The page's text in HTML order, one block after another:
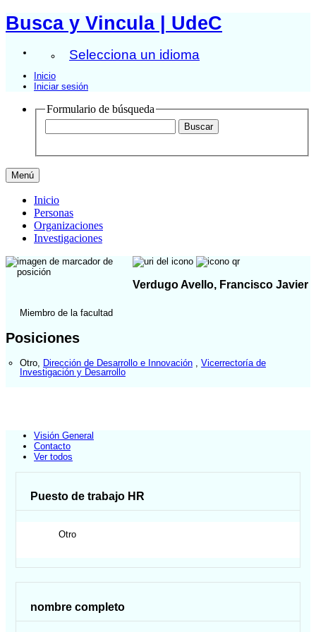
Busca y Vincula | UdeC
Selecciona un idioma
Inicio
Iniciar sesión
Formulario de búsqueda
Menú
Inicio
Personas
Organizaciones
Investigaciones
Verdugo Avello, Francisco Javier
Miembro de la facultad
Posiciones
Otro Dirección de Desarrollo e Innovación
Vicerrectoría de
Investigación y Desarrollo
Visión General
Contacto
Ver todos
Puesto de trabajo HR
Otro
nombre completo